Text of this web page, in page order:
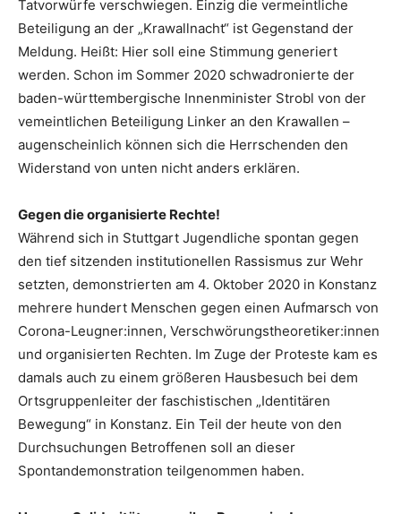
Tatvorwürfe verschwiegen. Einzig die vermeintliche
Beteiligung an der „Krawallnacht“ ist Gegenstand der
Meldung. Heißt: Hier soll eine Stimmung generiert
werden. Schon im Sommer 2020 schwadronierte der
baden-württembergische Innenminister Strobl von der
vemeintlichen Beteiligung Linker an den Krawallen –
augenscheinlich können sich die Herrschenden den
Widerstand von unten nicht anders erklären.
Gegen die organisierte Rechte!
Während sich in Stuttgart Jugendliche spontan gegen
den tief sitzenden institutionellen Rassismus zur Wehr
setzten, demonstrierten am 4. Oktober 2020 in Konstanz
mehrere hundert Menschen gegen einen Aufmarsch von
Corona-Leugner:innen, Verschwörungstheoretiker:innen
und organisierten Rechten. Im Zuge der Proteste kam es
damals auch zu einem größeren Hausbesuch bei dem
Ortsgruppenleiter der faschistischen „Identitären
Bewegung“ in Konstanz. Ein Teil der heute von den
Durchsuchungen Betroffenen soll an dieser
Spontandemonstration teilgenommen haben.